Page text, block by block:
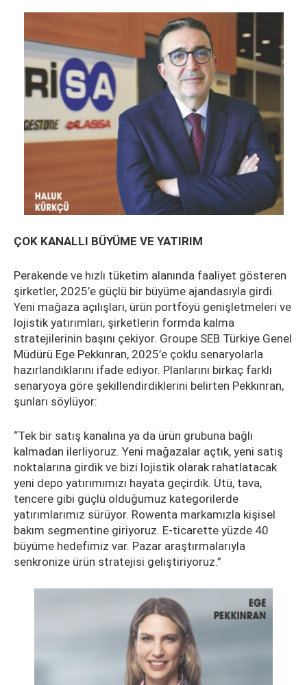
ÇOK KANALLI BÜYÜME VE YATIRIM
Perakende ve hızlı tüketim alanında faaliyet gösteren
şirketler, 2025’e güçlü bir büyüme ajandasıyla girdi.
Yeni mağaza açılışları, ürün portföyü genişletmeleri ve
lojistik yatırımları, şirketlerin formda kalma
stratejilerinin başını çekiyor. Groupe SEB Türkiye Genel
Müdürü Ege Pekkınran, 2025’e çoklu senaryolarla
hazırlandıklarını ifade ediyor. Planlarını birkaç farklı
senaryoya göre şekillendirdiklerini belirten Pekkınran,
şunları söylüyor:
“Tek bir satış kanalına ya da ürün grubuna bağlı
kalmadan ilerliyoruz. Yeni mağazalar açtık, yeni satış
noktalarına girdik ve bizi lojistik olarak rahatlatacak
yeni depo yatırımımızı hayata geçirdik. Ütü, tava,
tencere gibi güçlü olduğumuz kategorilerde
yatırımlarımız sürüyor. Rowenta markamızla kişisel
bakım segmentine giriyoruz. E-ticarette yüzde 40
büyüme hedefimiz var. Pazar araştırmalarıyla
senkronize ürün stratejisi geliştiriyoruz.”